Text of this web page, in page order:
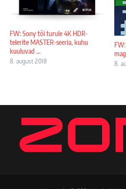
FW: Sony tõi turule 4K HDR-
telerite MASTER-seeria, kuhu
kuuluvad ...
8. august 2018 8.